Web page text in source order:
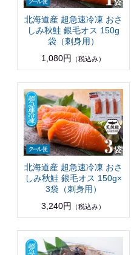
北海道産 超急速冷凍 おさ
しみ秋鮭 銀毛オス 150g
袋（刺身用）
1,080円
（税込み）
北海道産 超急速冷凍 おさ
しみ秋鮭 銀毛オス 150g×
3袋（刺身用）
3,240円
（税込み）